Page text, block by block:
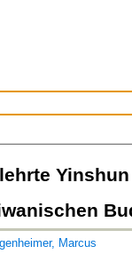
Marcus